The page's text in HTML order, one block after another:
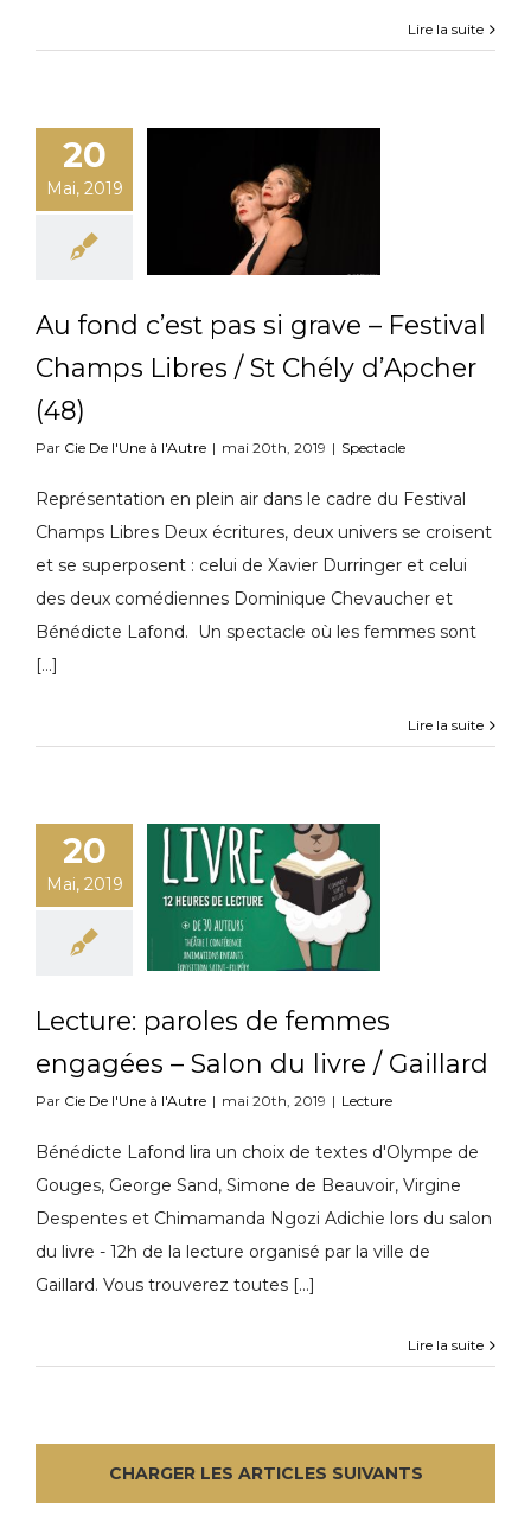
Lire la suite
20
Mai, 2019
Au fond c’est pas si grave – Festival
Champs Libres / St Chély d’Apcher
(48)
Par Cie De l'Une à l'Autre | mai 20th, 2019 | Spectacle
Représentation en plein air dans le cadre du Festival
Champs Libres Deux écritures, deux univers se croisent
et se superposent : celui de Xavier Durringer et celui
des deux comédiennes Dominique Chevaucher et
Bénédicte Lafond. Un spectacle où les femmes sont
[...]
Lire la suite
20
Mai, 2019
Lecture: paroles de femmes
engagées – Salon du livre / Gaillard
Par Cie De l'Une à l'Autre | mai 20th, 2019 | Lecture
Bénédicte Lafond lira un choix de textes d'Olympe de
Gouges, George Sand, Simone de Beauvoir, Virgine
Despentes et Chimamanda Ngozi Adichie lors du salon
du livre - 12h de la lecture organisé par la ville de
Gaillard. Vous trouverez toutes [...]
Lire la suite
CHARGER LES ARTICLES SUIVANTS